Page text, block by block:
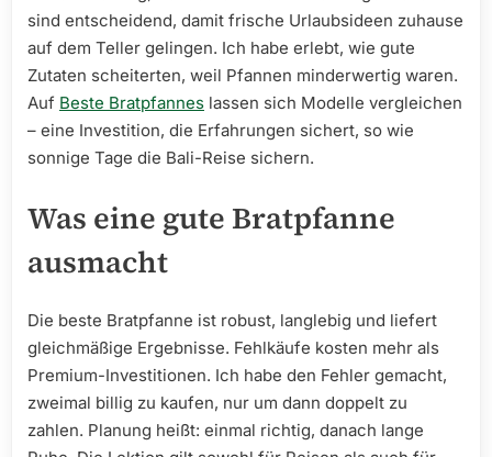
sind entscheidend, damit frische Urlaubsideen zuhause
auf dem Teller gelingen. Ich habe erlebt, wie gute
Zutaten scheiterten, weil Pfannen minderwertig waren.
Auf Beste Bratpfannes lassen sich Modelle vergleichen
– eine Investition, die Erfahrungen sichert, so wie
sonnige Tage die Bali-Reise sichern.
Was eine gute Bratpfanne
ausmacht
Die beste Bratpfanne ist robust, langlebig und liefert
gleichmäßige Ergebnisse. Fehlkäufe kosten mehr als
Premium-Investitionen. Ich habe den Fehler gemacht,
zweimal billig zu kaufen, nur um dann doppelt zu
zahlen. Planung heißt: einmal richtig, danach lange